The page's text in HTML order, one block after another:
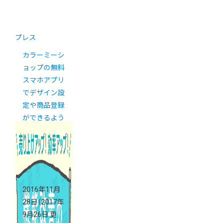
プレス
カラーミーシ
ョップの無料
スマホアプリ
でデザイン設
定や商品登録
ができるよう
2016年11月
28日（2017年
9月26日 更